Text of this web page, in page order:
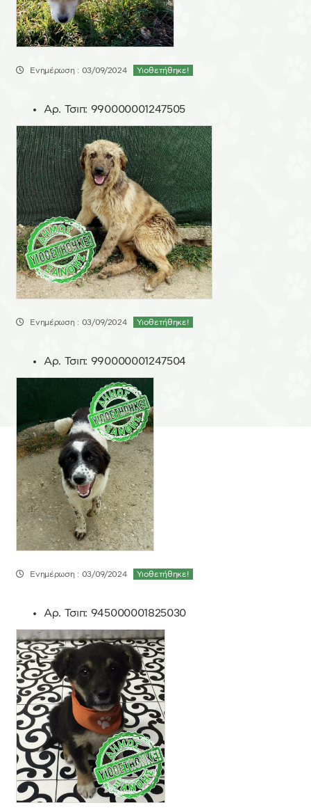
Υιοθετήθηκε!
Ενημέρωση : 03/09/2024
Αρ. Τσιπ: 990000001247505
Υιοθετήθηκε!
Ενημέρωση : 03/09/2024
Αρ. Τσιπ: 990000001247504
Υιοθετήθηκε!
Ενημέρωση : 03/09/2024
Αρ. Τσιπ: 945000001825030